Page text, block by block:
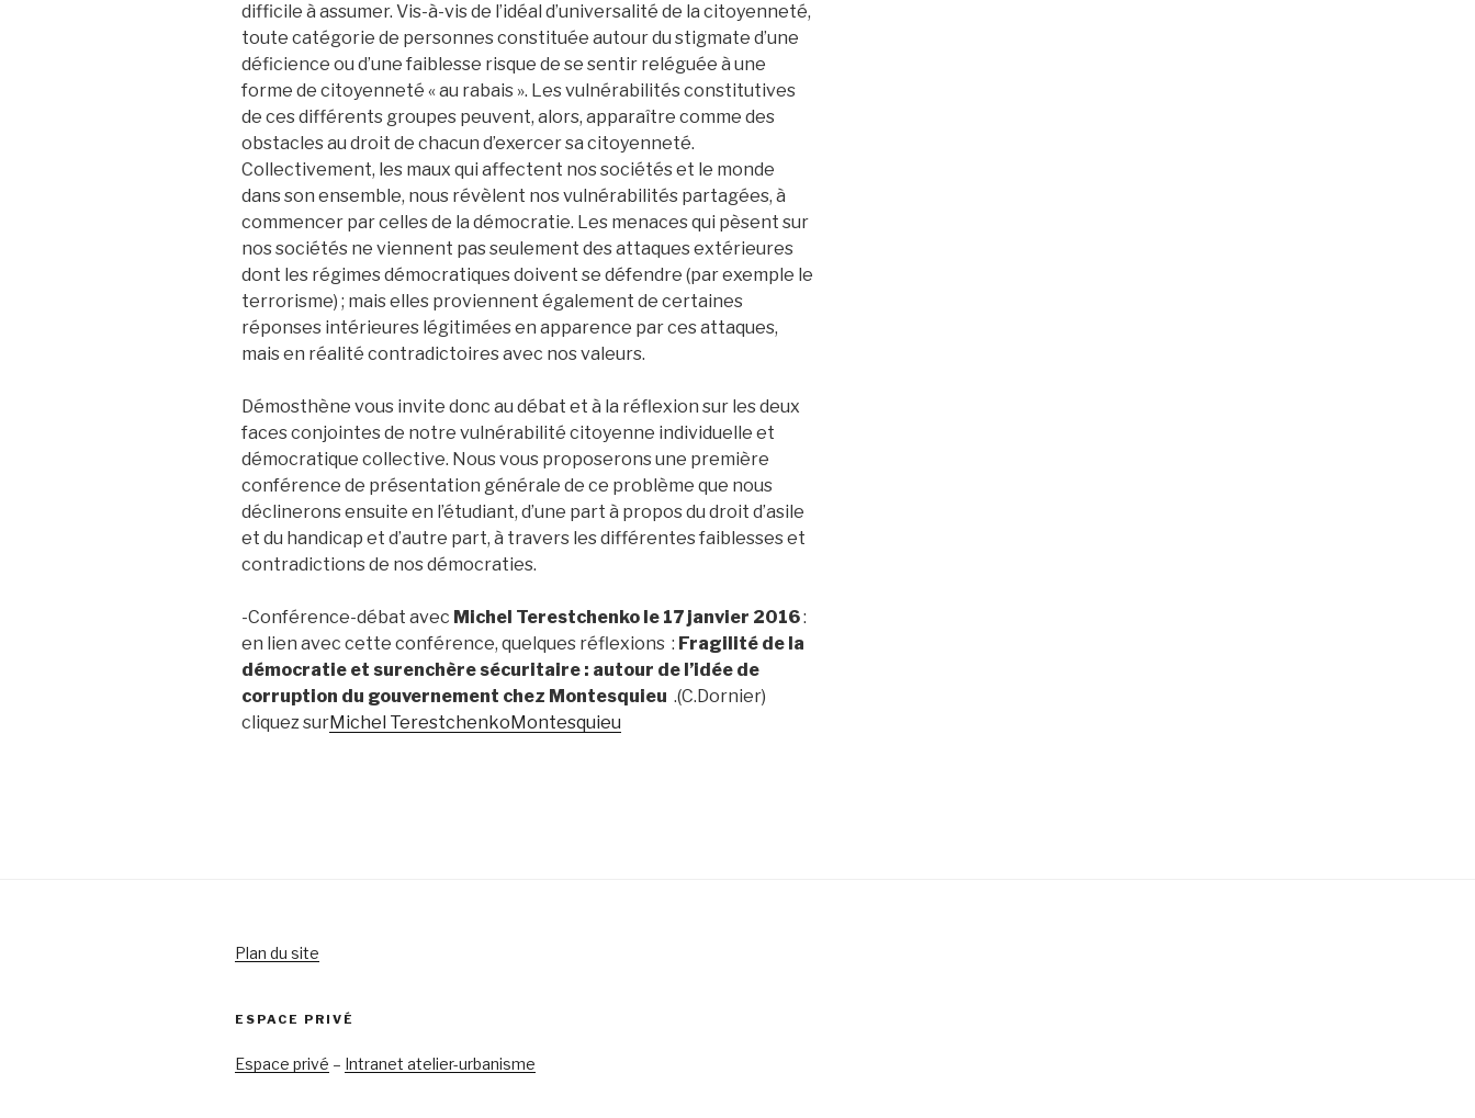
difficile à assumer. Vis-à-vis de l’idéal d’universalité de la citoyenneté,
toute catégorie de personnes constituée autour du stigmate d’une
déficience ou d’une faiblesse risque de se sentir reléguée à une
forme de citoyenneté « au rabais ». Les vulnérabilités constitutives
de ces différents groupes peuvent, alors, apparaître comme des
obstacles au droit de chacun d’exercer sa citoyenneté.
Collectivement, les maux qui affectent nos sociétés et le monde
dans son ensemble, nous révèlent nos vulnérabilités partagées, à
commencer par celles de la démocratie. Les menaces qui pèsent sur
nos sociétés ne viennent pas seulement des attaques extérieures
dont les régimes démocratiques doivent se défendre (par exemple le
terrorisme) ; mais elles proviennent également de certaines
réponses intérieures légitimées en apparence par ces attaques,
mais en réalité contradictoires avec nos valeurs.
Démosthène vous invite donc au débat et à la réflexion sur les deux
faces conjointes de notre vulnérabilité citoyenne individuelle et
démocratique collective. Nous vous proposerons une première
conférence de présentation générale de ce problème que nous
déclinerons ensuite en l’étudiant, d’une part à propos du droit d’asile
et du handicap et d’autre part, à travers les différentes faiblesses et
contradictions de nos démocraties.
-Conférence-débat avec Michel Terestchenko le 17 janvier 2016:
en lien avec cette conférence, quelques réflexions : Fragilité de la
démocratie et surenchère sécuritaire : autour de l’idée de
corruption du gouvernement chez Montesquieu .(C.Dornier)
cliquez surMichel TerestchenkoMontesquieu
Plan du site
ESPACE PRIVÉ
Espace privé – Intranet atelier-urbanisme